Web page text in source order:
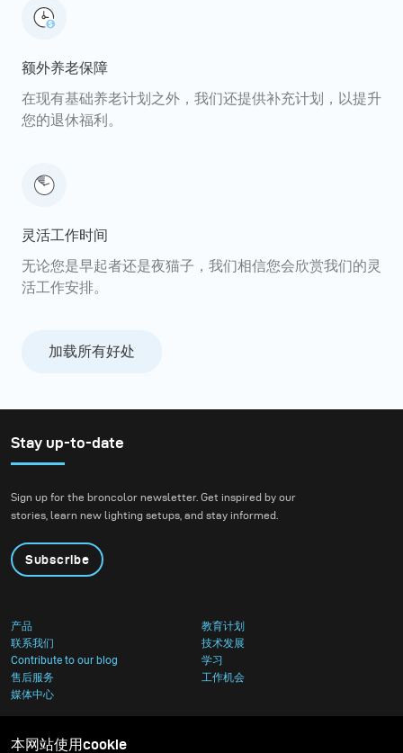
额外养老保障
在现有基础养老计划之外，我们还提供补充计划，以提升
您的退休福利。
灵活工作时间
无论您是早起者还是夜猫子，我们相信您会欣赏我们的灵
活工作安排。
加载所有好处
Stay up-to-date
Sign up for the broncolor newsletter. Get inspired by our
stories, learn new lighting setups, and stay informed.
Subscribe
产品
教育计划
联系我们
技术发展
Contribute to our blog
学习
售后服务
工作机会
媒体中心
本网站使用cookie